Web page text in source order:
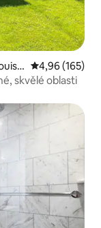
Průměrné
4,96 (165)
skvělé oblasti